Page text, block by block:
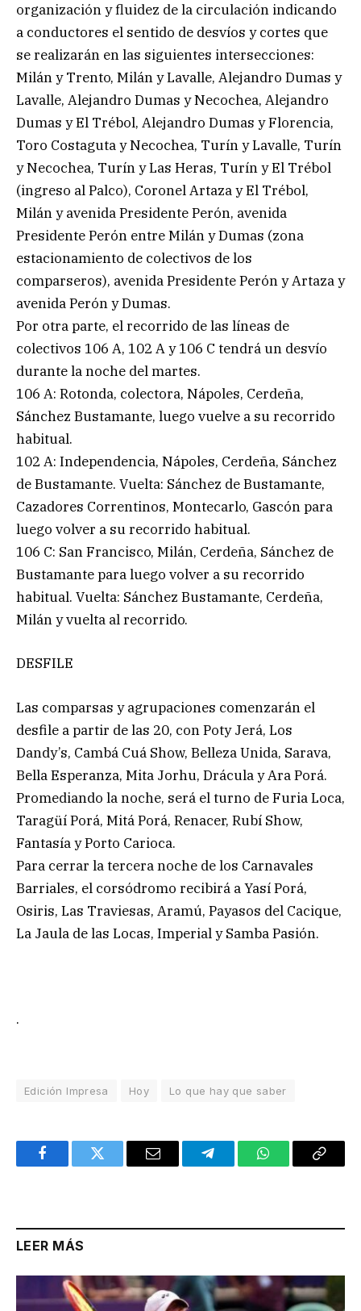
organización y fluidez de la circulación indicando
a conductores el sentido de desvíos y cortes que
se realizarán en las siguientes intersecciones:
Milán y Trento, Milán y Lavalle, Alejandro Dumas y
Lavalle, Alejandro Dumas y Necochea, Alejandro
Dumas y El Trébol, Alejandro Dumas y Florencia,
Toro Costaguta y Necochea, Turín y Lavalle, Turín
y Necochea, Turín y Las Heras, Turín y El Trébol
(ingreso al Palco), Coronel Artaza y El Trébol,
Milán y avenida Presidente Perón, avenida
Presidente Perón entre Milán y Dumas (zona
estacionamiento de colectivos de los
comparseros), avenida Presidente Perón y Artaza y
avenida Perón y Dumas.
Por otra parte, el recorrido de las líneas de
colectivos 106 A, 102 A y 106 C tendrá un desvío
durante la noche del martes.
106 A: Rotonda, colectora, Nápoles, Cerdeña,
Sánchez Bustamante, luego vuelve a su recorrido
habitual.
102 A: Independencia, Nápoles, Cerdeña, Sánchez
de Bustamante. Vuelta: Sánchez de Bustamante,
Cazadores Correntinos, Montecarlo, Gascón para
luego volver a su recorrido habitual.
106 C: San Francisco, Milán, Cerdeña, Sánchez de
Bustamante para luego volver a su recorrido
habitual. Vuelta: Sánchez Bustamante, Cerdeña,
Milán y vuelta al recorrido.
DESFILE
Las comparsas y agrupaciones comenzarán el
desfile a partir de las 20, con Poty Jerá, Los
Dandy’s, Cambá Cuá Show, Belleza Unida, Sarava,
Bella Esperanza, Mita Jorhu, Drácula y Ara Porá.
Promediando la noche, será el turno de Furia Loca,
Taragüí Porá, Mitá Porá, Renacer, Rubí Show,
Fantasía y Porto Carioca.
Para cerrar la tercera noche de los Carnavales
Barriales, el corsódromo recibirá a Yasí Porá,
Osiris, Las Traviesas, Aramú, Payasos del Cacique,
La Jaula de las Locas, Imperial y Samba Pasión.
.
Edición Impresa Hoy Lo que hay que saber
FacebookTwitter Email TelegramWhatsAppCopy
LEER MÁS